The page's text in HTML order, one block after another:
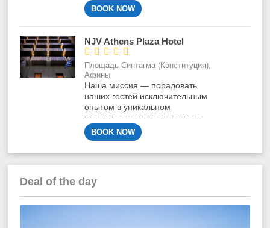
BOOK NOW
NJV Athens Plaza Hotel





Площадь Синтагма (Конституция),
Афины
Наша миссия — порадовать
наших гостей исключительным
опытом в уникальном
историческом центре нашего
города
BOOK NOW
Deal of the day